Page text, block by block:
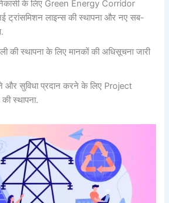
के लिए Green Energy Corridor
ट्रांसमिशन लाइन्स की स्थापना और नए सब-
की स्थापना के लिए मानकों की अधिसूचना जारी
और सुविधा प्रदान करने के लिए Project
स्थापना.